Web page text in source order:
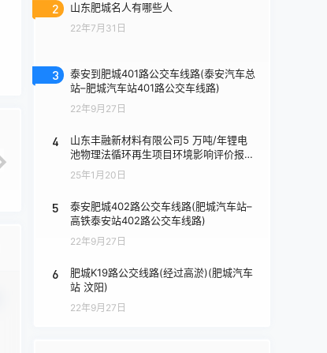
2 山东肥城名人有哪些人
22年7月31日
3
泰安到肥城401路公交车线路(泰安汽车总
站–肥城汽车站401路公交车线路)
22年9月27日
4
山东丰融新材料有限公司5 万吨/年锂电
池物理法循环再生项目环境影响评价报批
前公示
25年1月20日
5
泰安肥城402路公交车线路(肥城汽车站–
高铁泰安站402路公交车线路)
22年9月27日
6
肥城K19路公交线路(经过高淤)(肥城汽车
站 汶阳)
22年9月27日